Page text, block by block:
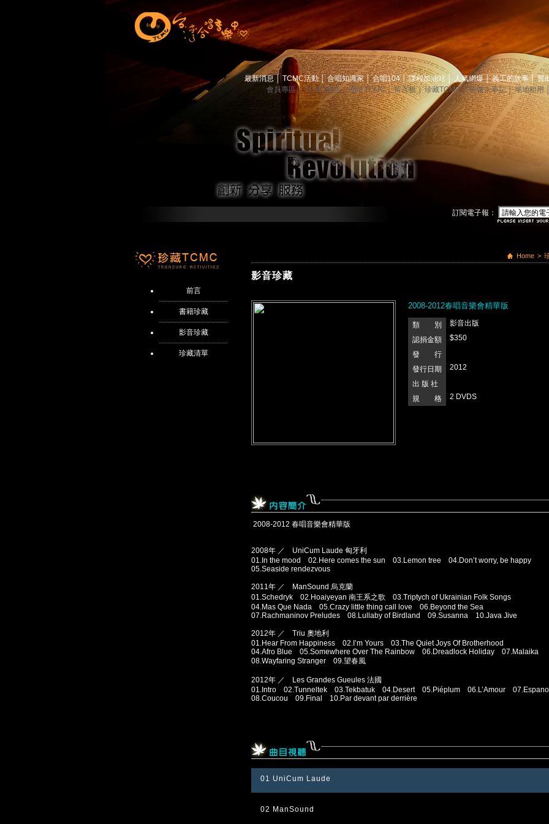
最新消息 TCMC活動│ 合唱知識家│ 合唱104│ 課程加油站 人氣網爆│ 義工的故事 │ 贊
會員專區│ TCMC會訊│ 關於TCMC│ 留言板│ 珍藏TCMC│ 映像大事記│ 場地租用
訂閱電子報：
前言
書籍珍藏
影音珍藏
珍藏清單
Home >
影音珍藏
2008-2012春唱音樂會精華版
類 別
影音出版
認捐金額
$350
發 行
發行日期
2012
出 版 社
規 格
2 DVDS
2008-2012 春唱音樂會精華版
2008年 ／ UniCum Laude 匈牙利
01.In the mood 02.Here comes the sun 03.Lemon tree 04.Don’t worry, be happy
05.Seaside rendezvous
2011年 ／ ManSound 烏克蘭
01.Schedryk 02.Hoaiyeyan 南王系之歌 03.Triptych of Ukrainian Folk Songs
04.Mas Que Nada 05.Crazy little thing call love 06.Beyond the Sea
07.Rachmaninov Preludes 08.Lullaby of Birdland 09.Susanna 10.Java Jive
2012年 ／ Triu 奧地利
01.Hear From Happiness 02.I’m Yours 03.The Quiet Joys Of Brotherhood
04.Afro Blue 05.Somewhere Over The Rainbow 06.Dreadlock Holiday 07.Malaika
08.Wayfaring Stranger 09.望春風
2012年 ／ Les Grandes Gueules 法國
01.Intro 02.Tunneltek 03.Tekbatuk 04.Desert 05.Piéplum 06.L’Amour
08.Coucou 09.Final 10.Par devant par derrière
01 UniCum Laude
02 ManSound